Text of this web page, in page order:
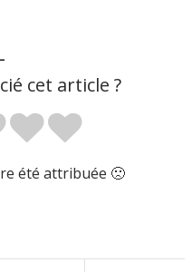
cet article ?
été attribuée 🙁